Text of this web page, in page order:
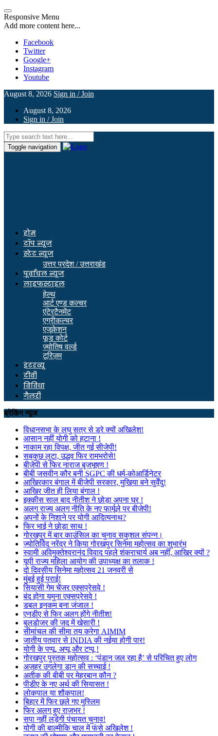
Responsive Menu
Add more content here...
Facebook
Twitter
Google+
Instagram
Youtube
August 8, 2026 Sign in / Join
August 8, 2026
Sign in / Join
Toggle navigation
होम
टॉप न्यूज
स्टेट न्यूज
उत्तर प्रदेश / उत्तराखंड
पूर्वांचल न्यूज
लाइफस्टाइल
हेल्थ
आर्ट एण्ड कल्चर
एंटेरटैनमेंट
एग्रीकल्चर
एजूकेशन
फूड कोर्ट
ज्योतिष वर्ल्ड
टूरिज़म
इंटरव्यू
टीवी
विविधा
गैलरी
ब्रेकिंग न्यूज
विधानसभा के लघु सत्र से डरे क्यों अखिलेश!
आसान नहीं योगी को हटाना !
नाकाम रहा विपक्ष, जीत गई सीजेपी!
सबकुछ लुटा, उद्धव फिर रामभरोसे!
बीजेपी से फिर नाराज बृजभूषण !
बीबी जसवीन कौर बनी SGPC की धर्म-कोआर्डिनेटर
आखिरकार बंगाल में बीजेपी सरकार, मुखिया बने सुर्वेंदु!
आखिर जीत ही लिया बंगाल !
इक्कीस साल बाद नीतीश ने छोड़ा अपना घर !
अलग राज्य अलग नीति के नए फार्मूले पर बीजेपी!
अपनों के निशाने पर योगी आदित्यनाथ?
फिर भाई ने छोड़ा साथ !
गोरखपुर में बार काउंसिल का चुनाव सकुशल संपन्न।
ज्योतिर्विद नरेंद्र ने किया गोरखपुर सिनेमा महोत्सव का शुभारंभ
स्वामी अविमुक्तेश्वरानंद विवाद पहले शंकराचार्य अब नहीं, आखिर क्यों ?
यूपी राज्य महिला आयोग की उपाध्यक्ष का तलाक !
दो दिवसीय सिनेमा महोत्सव 21 जनवरी से
मुंबई हुई पराई!
सियासी गेम चेंजर एक्सप्रेसवे !
बंद होगा यमुना एक्सप्रेसवे !
डबल इनकम बना जंजाल !
एनडीए से फिर अलग होंगे नीतीश!
बुलडोजर की जद में खेसारी !
सीमांचल की सीमा तय करेगा AIMIM
जातीय पतवार से INDIA की नईया होगी पार!
योगी के पप्पू, अप्पू और टप्पू !
गोरखपुर पुस्तक महोत्सव : ‘पंडान जल रहा है’ से परिचित हुए लोग
अज़हर उगलेगा डान की सच्चाई !
अतीक की बीबी पर मेहरबान कौन ?
पीडीए के नए अर्थ की सियासत !
लोकपाल या शौकपाल!
बिहार में फिर छले गए मुस्लिम
फिर अलग हुए राजभर !
सपा नहीं लड़ेगी पंचायत चुनाव!
योगी की बाल्मीकि चाल में फंसे अखिलेश !